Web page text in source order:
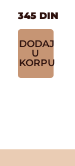
345 DIN
DODAJ
U
KORPU